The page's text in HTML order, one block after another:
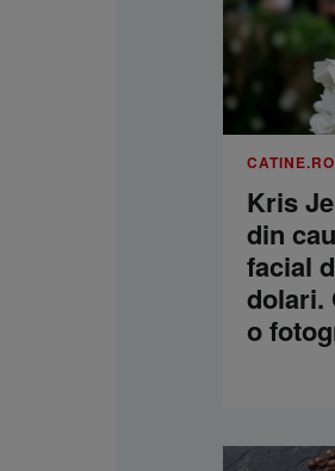
CATINE.RO
Kris
din
facial
dolari.
o